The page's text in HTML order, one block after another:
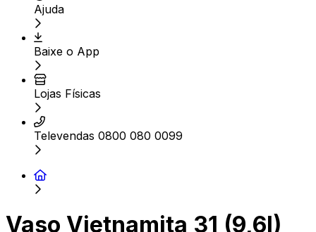
Ajuda
Baixe o App
Lojas Físicas
Televendas 0800 080 0099
Vaso Vietnamita 31 (9,6l)